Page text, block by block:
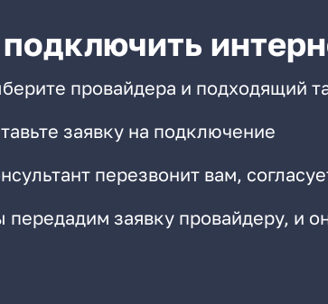
провайдера и подходящий
заявку на подключение
перезвонит вам,
передадим заявку провайдеру, и